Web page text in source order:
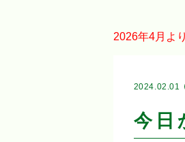
2026年4月より
2024.02.01
今日